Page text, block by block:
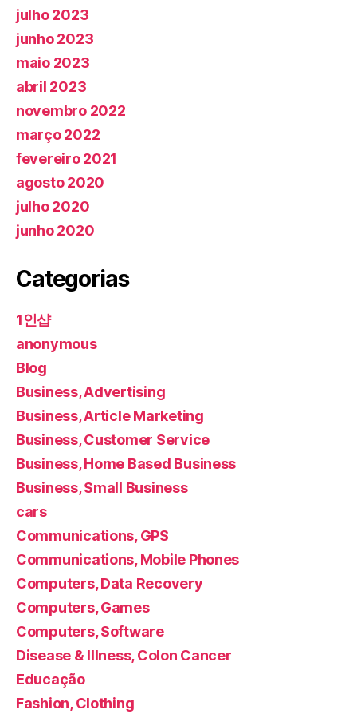
julho 2023
junho 2023
maio 2023
abril 2023
novembro 2022
março 2022
fevereiro 2021
agosto 2020
julho 2020
junho 2020
Categorias
1인샵
anonymous
Blog
Business, Advertising
Business, Article Marketing
Business, Customer Service
Business, Home Based Business
Business, Small Business
cars
Communications, GPS
Communications, Mobile Phones
Computers, Data Recovery
Computers, Games
Computers, Software
Disease & Illness, Colon Cancer
Educação
Fashion, Clothing